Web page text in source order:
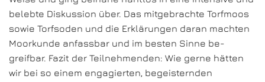
belebte Diskussion über. Das mitgebrachte Torfmoos
sowie Torfsoden und die Erklärungen daran machten
Moorkunde anfassbar und im besten Sinne be-
greifbar. Fazit der Teilnehmenden: Wie gerne hätten
wir bei so einem engagierten, begeisternden